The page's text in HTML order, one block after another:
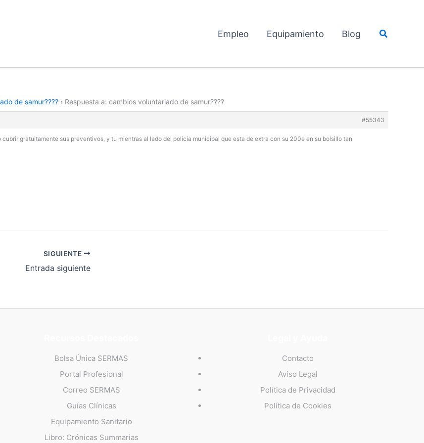
Empleo Equipamiento Blog Buscar
de samur???? › Respuesta a: cambios voluntariado de samur????
#55343
gratuitamente sus preventivos, y tu mientras al lado del policia municipal que esta de extra con su 200e en su bolsillo tan
SIGUIENTE
Entrada siguiente
Bolsa Única SERMAS
Portal Profesional
Correo SERMAS
Guías Clínicas
Equipamiento Sanitario
Libro: Crónicas Summarias
Contacto
Aviso Legal
Política de Privacidad
Política de Cookies